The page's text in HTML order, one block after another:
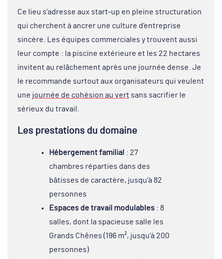
Ce lieu s’adresse aux start-up en pleine structuration
qui cherchent à ancrer une culture d’entreprise
sincère. Les équipes commerciales y trouvent aussi
leur compte : la piscine extérieure et les 22 hectares
invitent au relâchement après une journée dense. Je
le recommande surtout aux organisateurs qui veulent
une journée de cohésion au vert sans sacrifier le
sérieux du travail.
Les prestations du domaine
Hébergement familial : 27
chambres réparties dans des
bâtisses de caractère, jusqu’à 82
personnes
Espaces de travail modulables : 8
salles, dont la spacieuse salle les
Grands Chênes (196 m², jusqu’à 200
personnes)